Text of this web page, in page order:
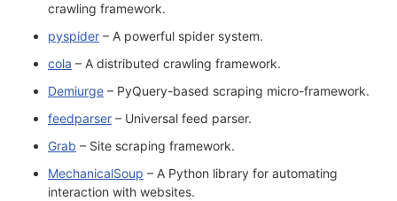
动
关
注
验
收
持
建
crawling framework.
pyspider – A powerful spider system.
cola – A distributed crawling framework.
Demiurge – PyQuery-based scraping micro-framework.
feedparser – Universal feed parser.
Grab – Site scraping framework.
MechanicalSoup – A Python library for automating
interaction with websites.